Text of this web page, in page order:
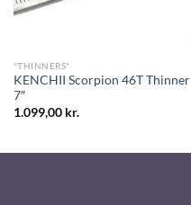
"THINNERS"
KENCHII Scorpion 46T Thinner
7″
1.099,00 kr.